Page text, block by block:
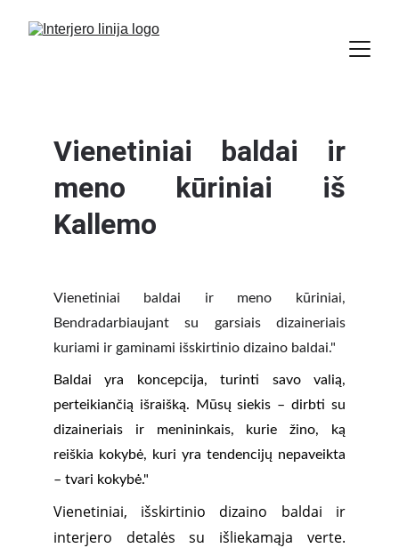
Vienetiniai baldai ir
meno kūriniai iš
Kallemo
Vienetiniai baldai ir meno kūriniai,
Bendradarbiaujant su garsiais dizaineriais
kuriami ir gaminami išskirtinio dizaino baldai."
Baldai yra koncepcija, turinti savo valią,
perteikiančią išraišką. Mūsų siekis – dirbti su
dizaineriais ir menininkais, kurie žino, ką
reiškia kokybė, kuri yra tendencijų nepaveikta
– tvari kokybė."
Vienetiniai, išskirtinio dizaino baldai ir
interjero detalės su išliekamąja verte.